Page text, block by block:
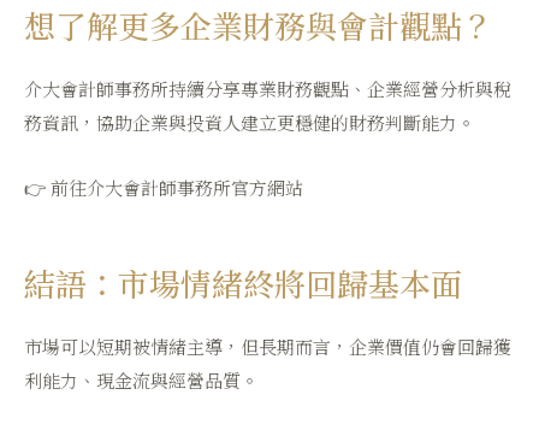
想了解更多企業財務與會計觀點？
介大會計師事務所持續分享專業財務觀點、企業經營分析與稅
務資訊，協助企業與投資人建立更穩健的財務判斷能力。
👉前往介大會計師事務所官方網站
結語：市場情緒終將回歸基本面
市場可以短期被情緒主導，但長期而言，企業價值仍會回歸獲
利能力、現金流與經營品質。